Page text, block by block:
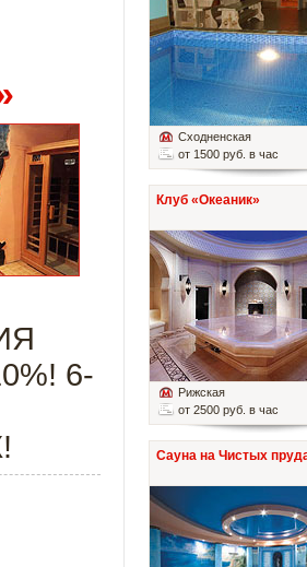
Сходненская
от 1500 руб. в час
Клуб «Океаник»
Рижская
от 2500 руб. в час
Сауна на Чистых
6-